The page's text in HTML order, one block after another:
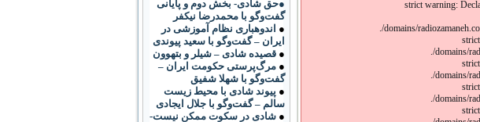
strict warning:
/domains/
/domains/
/domains/
/domains/
●حق شادی- بخش دوم و پایانی
گفت‌وگو با محمدرضا نیکفر
● اندوهباری نظام آموزشی در
ایران – گفت‌وگو با سعید پیوندی
● قصیده شادی – شیلر و بتهوون
● مرگ‌پرستی حکومت ایران –
گفت‌وگو با شهلا شفیق
● پیوند شادی با محیط زیست
سالم – گفت‌وگو با جلال ایجادی
● شادی در سکوت ممکن نیست-